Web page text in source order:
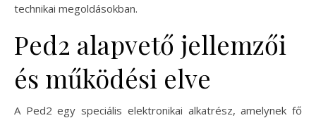
technikai megoldásokban.
Ped2 alapvető jellemzői
és működési elve
A Ped2 egy speciális elektronikai alkatrész, amelynek fő